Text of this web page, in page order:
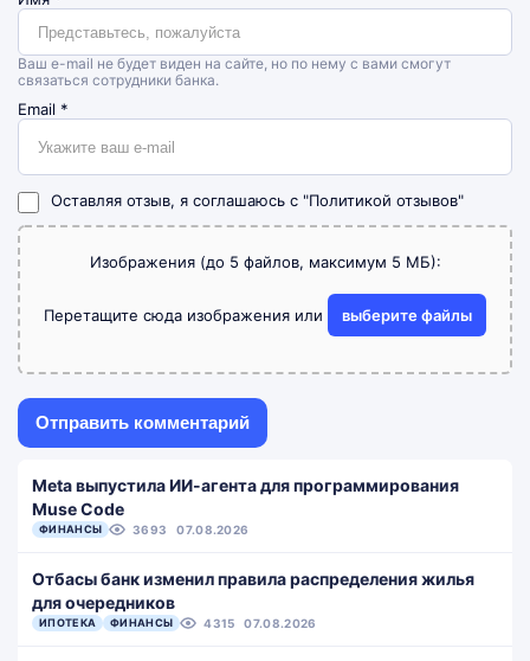
Ваш e-mail не будет виден на сайте, но по нему с вами смогут
связаться сотрудники банка.
Email *
Оставляя отзыв, я соглашаюсь с "Политикой отзывов"
Изображения (до 5 файлов, максимум 5 МБ):
Перетащите сюда изображения или выберите файлы
Meta выпустила ИИ-агента для программирования
Muse Code
ФИНАНСЫ 3693 07.08.2026
Отбасы банк изменил правила распределения жилья
для очередников
ИПОТЕКА ФИНАНСЫ 4315 07.08.2026